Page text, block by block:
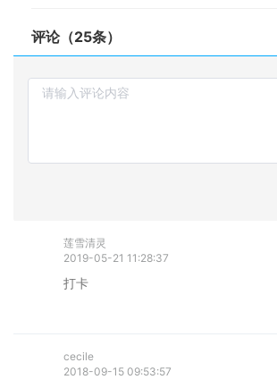
评论（25条）
莲雪清灵
2019-05-21 11:28:37
打卡
cecile
2018-09-15 09:53:57